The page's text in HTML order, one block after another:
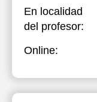
En localidad
del profesor:
Online: